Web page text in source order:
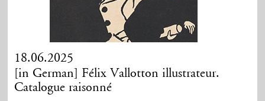
18.06.2025
[in German] Félix Vallotton illustrateur.
Catalogue raisonné